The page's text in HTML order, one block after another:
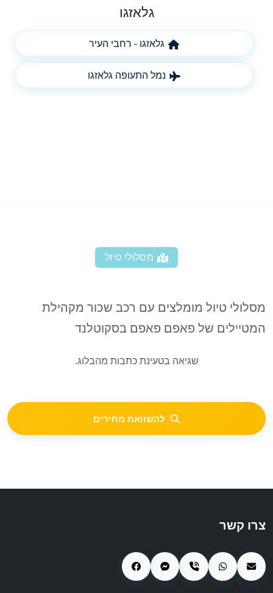
גלאזגו
גלאזגו - רחבי העיר
נמל התעופה גלאזגו
מסלולי טיול
מסלולי טיול מומלצים עם רכב שכור מקהילת
המטיילים של פאפם פאפם בסקוטלנד
שגיאה בטעינת כתבות מהבלוג.
להשוואת מחירים
צרו קשר